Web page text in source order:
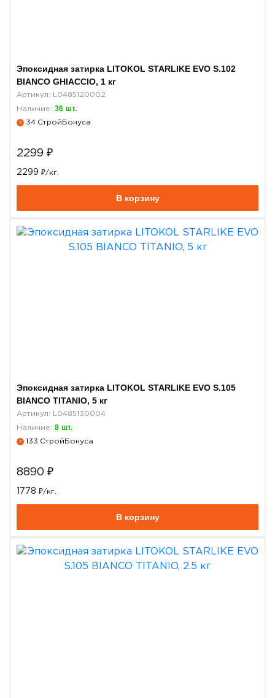
Эпоксидная затирка LITOKOL STARLIKE EVO S.102
BIANCO GHIACCIO, 1 кг
Артикул: L0485120002
Наличие: 36 шт.
? 34 СтройБонуса
2299 ₽
2299 ₽/кг.
В корзину
Эпоксидная затирка LITOKOL STARLIKE EVO S.105
BIANCO TITANIO, 5 кг
Артикул: L0485130004
Наличие: 8 шт.
? 133 СтройБонуса
8890 ₽
1778 ₽/кг.
В корзину